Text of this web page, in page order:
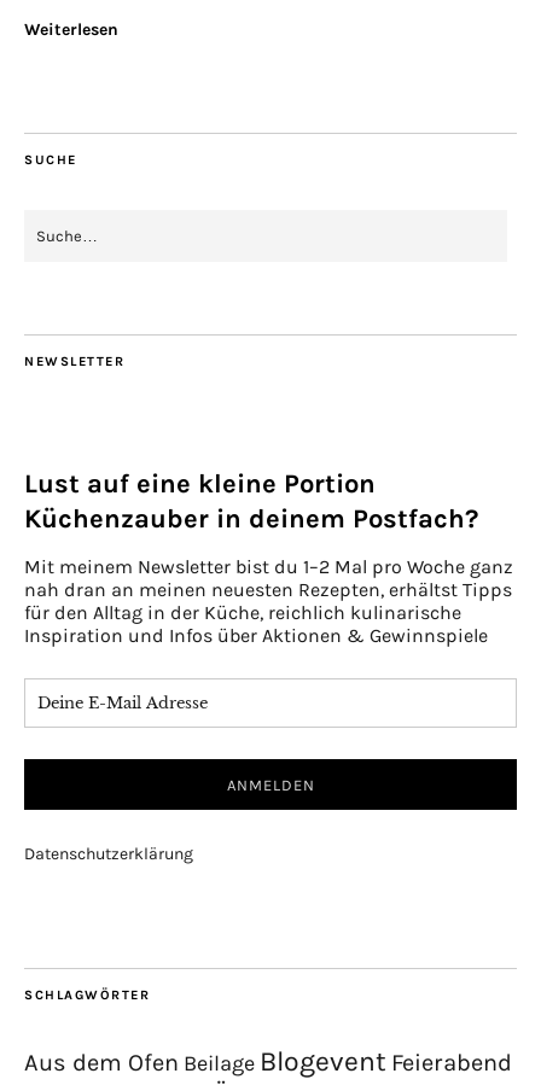
Weiterlesen
SUCHE
NEWSLETTER
Lust auf eine kleine Portion
Küchenzauber in deinem Postfach?
Mit meinem Newsletter bist du 1–2 Mal pro Woche ganz
nah dran an meinen neuesten Rezepten, erhältst Tipps
für den Alltag in der Küche, reichlich kulinarische
Inspiration und Infos über Aktionen & Gewinnspiele
Datenschutzerklärung
SCHLAGWÖRTER
Aus dem Ofen Beilage Blogevent Feierabend